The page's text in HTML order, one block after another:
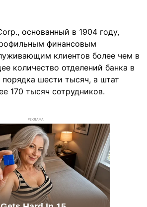
основанный в 1904 году,
финансовым
клиентов более чем в
количество отделений банка в
шести тысяч, а штат
170 тысяч сотрудников.
РЕКЛАМА